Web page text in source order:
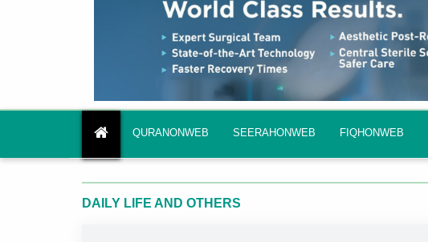
QURANONWEB SEERAHONWEB FIQHONWEB
DAILY LIFE AND OTHERS